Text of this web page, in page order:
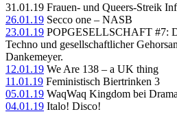
31.01.19 Frauen- und Queers-Streik
26.01.19 Secco one – NASB
23.01.19 POPGESELLSCHAFT #7:
Techno und gesellschaftlicher
Dankemeyer.
12.01.19 We Are 138 – a UK thing
11.01.19 Feministisch Biertrinken 3
05.01.19 WaqWaq Kingdom bei Drama
04.01.19 Italo! Disco!